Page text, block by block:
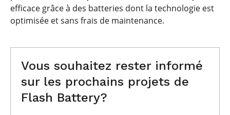
efficace grâce à des batteries dont la technologie est
optimisée et sans frais de maintenance.
Vous souhaitez rester informé
sur les prochains projets de
Flash Battery?